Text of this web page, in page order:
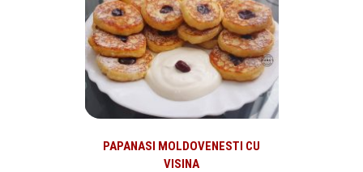
PAPANASI MOLDOVENESTI CU
VISINA